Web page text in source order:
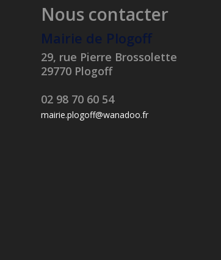
Nous contacter
Mairie de Plogoff
29, rue Pierre Brossolette
29770 Plogoff
02 98 70 60 54
mairie.plogoff@wanadoo.fr